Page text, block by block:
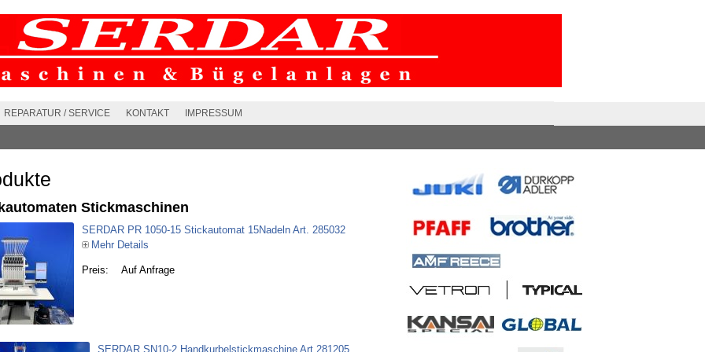
REPARATUR / SERVICE KONTAKT IMPRESSUM
Stickmaschinen
SERDAR PR 1050-15 Stickautomat 15Nadeln Art. 285032
Mehr Details
Auf Anfrage
Preis:
SERDAR SN10-2 Handkurbelstickmaschine Art.281205